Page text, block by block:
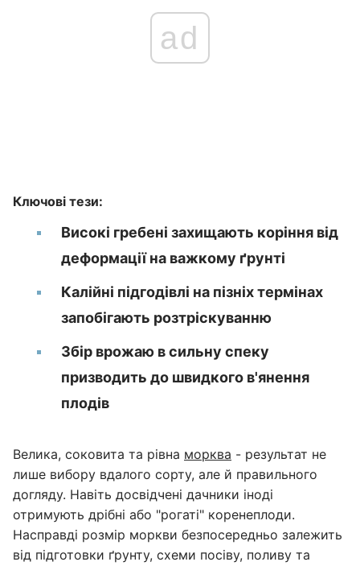
ad
Ключові тези:
Високі гребені захищають коріння від
деформації на важкому ґрунті
Калійні підгодівлі на пізніх термінах
запобігають розтріскуванню
Збір врожаю в сильну спеку
призводить до швидкого в'янення
плодів
Велика, соковита та рівна морква - результат не
лише вибору вдалого сорту, але й правильного
догляду. Навіть досвідчені дачники іноді
отримують дрібні або "рогаті" коренеплоди.
Насправді розмір моркви безпосередньо залежить
від підготовки ґрунту, схеми посіву, поливу та